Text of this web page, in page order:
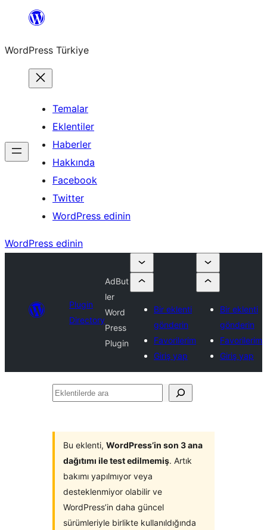
İçeriğe
WordPress Türkiye
Temalar
Eklentiler
Haberler
Hakkında
Facebook
Twitter
WordPress edinin
WordPress edinin
Plugin
Directory
AdBut
ler
Word
Press
Plugin
Bir eklenti
gönderin
Favorilerim
Giriş yap
Bir eklenti
gönderin
Favorilerim
Giriş yap
Eklentilerde
Bu eklenti, WordPress’in son 3 ana
dağıtımı ile test edilmemiş. Artık
bakımı yapılmıyor veya
desteklenmiyor olabilir ve
WordPress’in daha güncel
sürümleriyle birlikte kullanıldığında